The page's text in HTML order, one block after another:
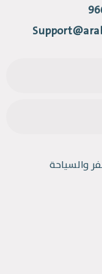
والسياحة